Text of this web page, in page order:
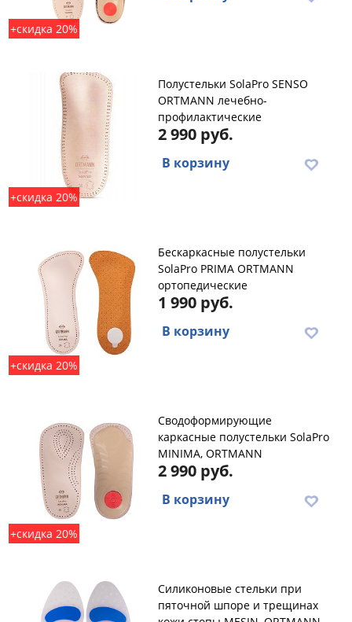
+скидка 20%
+скидка 20%
Полустельки SolaPro SENSO
ORTMANN лечебно-
профилактические
2 990 руб.
В корзину
+скидка 20%
Бескаркасные полустельки
SolaPro PRIMA ORTMANN
ортопедические
1 990 руб.
В корзину
+скидка 20%
Сводоформирующие
каркасные полустельки SolaPro
MINIMA, ORTMANN
2 990 руб.
В корзину
Силиконовые стельки при
пяточной шпоре и трещинах